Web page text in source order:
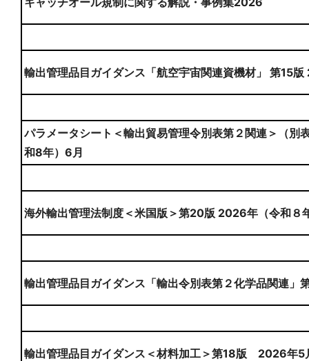
輸出管理品目ガイダンス「航空宇宙関連資機材」 第15
パラメータシート＜輸出貿易管理令別表第２関連＞（
和8年）6月
海外輸出管理法制度＜米国版＞第20版 2026年（令和８
輸出管理品目ガイダンス「輸出令別表第２化学品関連」
輸出管理品目ガイダンス＜材料加工＞第18版 2026年5